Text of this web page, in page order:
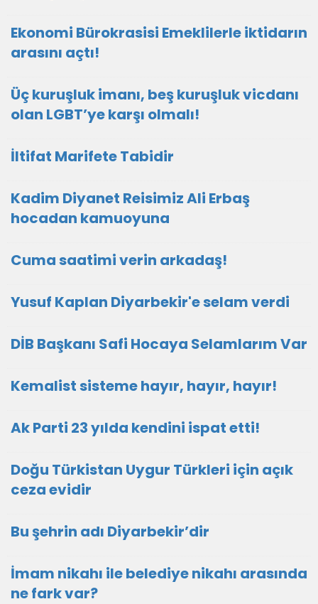
Ekonomi Bürokrasisi Emeklilerle iktidarın
arasını açtı!
Üç kuruşluk imanı, beş kuruşluk vicdanı
olan LGBT’ye karşı olmalı!
İltifat Marifete Tabidir
Kadim Diyanet Reisimiz Ali Erbaş
hocadan kamuoyuna
Cuma saatimi verin arkadaş!
Yusuf Kaplan Diyarbekir'e selam verdi
DİB Başkanı Safi Hocaya Selamlarım Var
Kemalist sisteme hayır, hayır, hayır!
Ak Parti 23 yılda kendini ispat etti!
Doğu Türkistan Uygur Türkleri için açık
ceza evidir
Bu şehrin adı Diyarbekir’dir
İmam nikahı ile belediye nikahı arasında
ne fark var?